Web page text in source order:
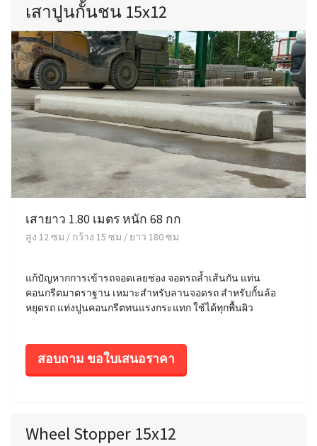
เสาปูนกั้นชน 15x12
เสายาว 1.80 เมตร หนัก 68 กก
สูง 12 ซม / กว้าง 15 ซม / ยาว 180 ซม
แก้ปัญหากการเข้ารถจอดเลยช่อง จอดรถล้ำเส้นกัน แท่น
คอนกรีตมาตราฐาน เหมาะสำหรับลานจอดรถ สำหรับกั้นล้อ
หยุดรถ แท่งปูนคอนกรีตทนแรงกระแทก ใช้ได้ทุกพื้นผิว
สอบถาม ขอใบเสนอราคา
Wheel Stopper 15x12